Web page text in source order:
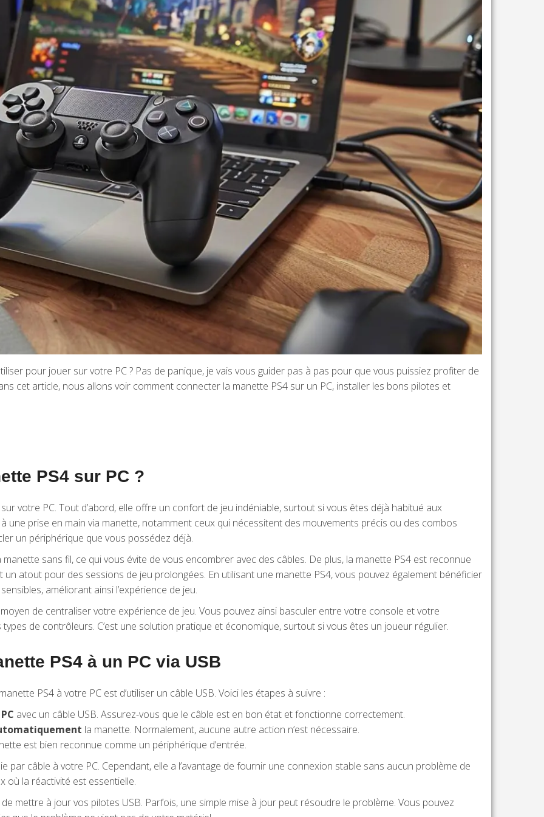
pour jouer sur votre PC ? Pas de panique, je vais vous guider pas à pas pour que vous puissiez profiter de
cet article, nous allons voir comment connecter la manette PS4 sur un PC, installer les bons pilotes et
PS4 sur PC ?
votre PC. Tout d’abord, elle offre un confort de jeu indéniable, surtout si vous êtes déjà habitué aux
une prise en main via manette, notamment ceux qui nécessitent des mouvements précis ou des combos
un périphérique que vous possédez déjà.
sans fil, ce qui vous évite de vous encombrer avec des câbles. De plus, la manette PS4 est reconnue
atout pour des sessions de jeu prolongées. En utilisant une manette PS4, vous pouvez également bénéficier
améliorant ainsi l’expérience de jeu.
de centraliser votre expérience de jeu. Vous pouvez ainsi basculer entre votre console et votre
de contrôleurs. C’est une solution pratique et économique, surtout si vous êtes un joueur régulier.
PS4 à un PC via USB
PS4 à votre PC est d’utiliser un câble USB. Voici les étapes à suivre :
avec un câble USB. Assurez-vous que le câble est en bon état et fonctionne correctement.
la manette. Normalement, aucune autre action n’est nécessaire.
est bien reconnue comme un périphérique d’entrée.
par câble à votre PC. Cependant, elle a l’avantage de fournir une connexion stable sans aucun problème de
où la réactivité est essentielle.
mettre à jour vos pilotes USB. Parfois, une simple mise à jour peut résoudre le problème. Vous pouvez